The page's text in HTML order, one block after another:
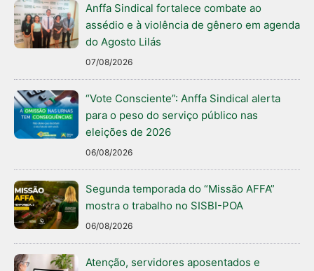
Anffa Sindical fortalece combate ao
assédio e à violência de gênero em agenda
do Agosto Lilás
07/08/2026
“Vote Consciente”: Anffa Sindical alerta
para o peso do serviço público nas
eleições de 2026
06/08/2026
Segunda temporada do “Missão AFFA”
mostra o trabalho no SISBI-POA
06/08/2026
Atenção, servidores aposentados e